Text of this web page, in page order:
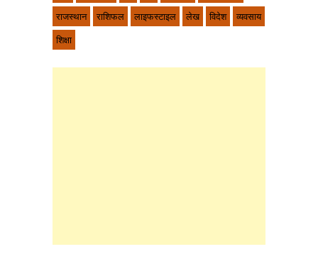
राजस्थान
राशिफल लाइफस्टाइल लेख विदेश
व्यवसाय
शिक्षा